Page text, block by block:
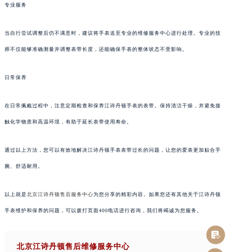
专业服务
当自行尝试调整后仍不满意时，建议将手表送至专业的维修服务中心进行处理。专业的技
师不仅能够准确测量并调整表带长度，还能确保手表的整体状态不受影响。
日常保养
在日常佩戴过程中，注意定期检查和保养江诗丹顿手表的表带。保持清洁干燥，并避免接
触化学物质和高温环境，有助于延长表带使用寿命。
通过以上方法，您可以有效地解决江诗丹顿手表表带过长的问题，让您的爱表更加贴合手
腕、舒适耐用。
以上就是北京江诗丹顿售后服务中心为您分享的精彩内容。如果您还有其他关于江诗丹顿
手表维护和保养的问题，可以拨打页面400电话进行咨询，我们将竭诚为您服务。
北京江诗丹顿售后维修服务中心